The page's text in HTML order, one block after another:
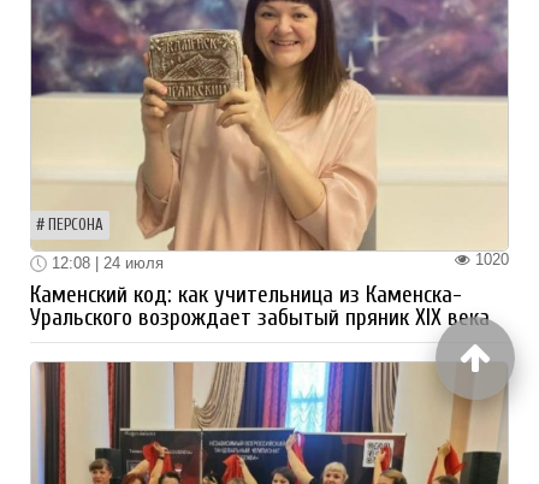
ПЕРСОНА
1020
12:08 | 24 июля
Каменский код: как учительница из Каменска-
Уральского возрождает забытый пряник XIX века